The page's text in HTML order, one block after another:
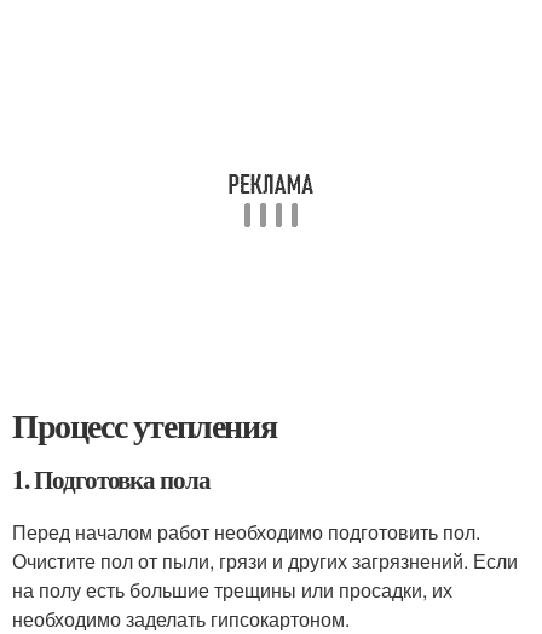
Процесс утепления
1. Подготовка пола
Перед началом работ необходимо подготовить пол.
Очистите пол от пыли, грязи и других загрязнений. Если
на полу есть большие трещины или просадки, их
необходимо заделать гипсокартоном.